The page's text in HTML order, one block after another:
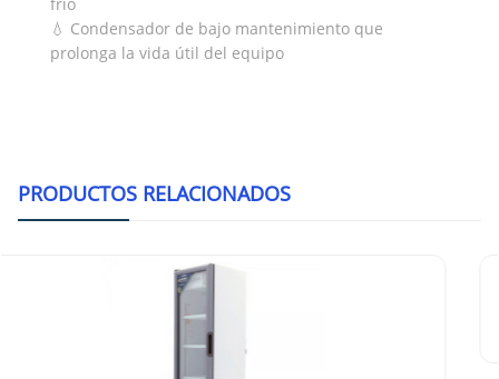
💧 Condensador de bajo mantenimiento que
prolonga la vida útil del equipo
PRODUCTOS RELACIONADOS
Imbera VR-04 (VL40) Refrigerador 1 Puerta